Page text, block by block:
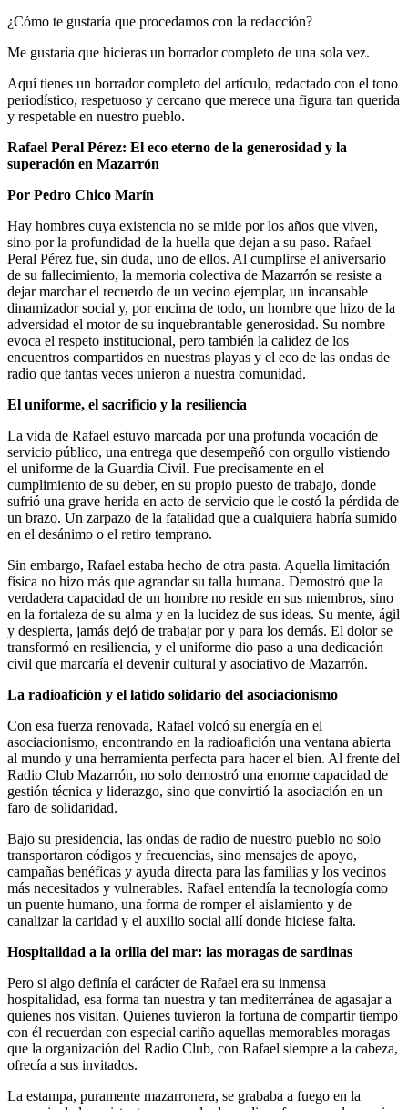
¿Cómo te gustaría que procedamos con la redacción?
Me gustaría que hicieras un borrador completo de una sola vez.
Aquí tienes un borrador completo del artículo, redactado con el tono
periodístico, respetuoso y cercano que merece una figura tan querida
y respetable en nuestro pueblo.
Rafael Peral Pérez: El eco eterno de la generosidad y la
superación en Mazarrón
Por Pedro Chico Marín
Hay hombres cuya existencia no se mide por los años que viven,
sino por la profundidad de la huella que dejan a su paso. Rafael
Peral Pérez fue, sin duda, uno de ellos. Al cumplirse el aniversario
de su fallecimiento, la memoria colectiva de Mazarrón se resiste a
dejar marchar el recuerdo de un vecino ejemplar, un incansable
dinamizador social y, por encima de todo, un hombre que hizo de la
adversidad el motor de su inquebrantable generosidad. Su nombre
evoca el respeto institucional, pero también la calidez de los
encuentros compartidos en nuestras playas y el eco de las ondas de
radio que tantas veces unieron a nuestra comunidad.
El uniforme, el sacrificio y la resiliencia
La vida de Rafael estuvo marcada por una profunda vocación de
servicio público, una entrega que desempeñó con orgullo vistiendo
el uniforme de la Guardia Civil. Fue precisamente en el
cumplimiento de su deber, en su propio puesto de trabajo, donde
sufrió una grave herida en acto de servicio que le costó la pérdida de
un brazo. Un zarpazo de la fatalidad que a cualquiera habría sumido
en el desánimo o el retiro temprano.
Sin embargo, Rafael estaba hecho de otra pasta. Aquella limitación
física no hizo más que agrandar su talla humana. Demostró que la
verdadera capacidad de un hombre no reside en sus miembros, sino
en la fortaleza de su alma y en la lucidez de sus ideas. Su mente, ágil
y despierta, jamás dejó de trabajar por y para los demás. El dolor se
transformó en resiliencia, y el uniforme dio paso a una dedicación
civil que marcaría el devenir cultural y asociativo de Mazarrón.
La radioafición y el latido solidario del asociacionismo
Con esa fuerza renovada, Rafael volcó su energía en el
asociacionismo, encontrando en la radioafición una ventana abierta
al mundo y una herramienta perfecta para hacer el bien. Al frente del
Radio Club Mazarrón, no solo demostró una enorme capacidad de
gestión técnica y liderazgo, sino que convirtió la asociación en un
faro de solidaridad.
Bajo su presidencia, las ondas de radio de nuestro pueblo no solo
transportaron códigos y frecuencias, sino mensajes de apoyo,
campañas benéficas y ayuda directa para las familias y los vecinos
más necesitados y vulnerables. Rafael entendía la tecnología como
un puente humano, una forma de romper el aislamiento y de
canalizar la caridad y el auxilio social allí donde hiciese falta.
Hospitalidad a la orilla del mar: las moragas de sardinas
Pero si algo definía el carácter de Rafael era su inmensa
hospitalidad, esa forma tan nuestra y tan mediterránea de agasajar a
quienes nos visitan. Quienes tuvieron la fortuna de compartir tiempo
con él recuerdan con especial cariño aquellas memorables moragas
que la organización del Radio Club, con Rafael siempre a la cabeza,
ofrecía a sus invitados.
La estampa, puramente mazarronera, se grababa a fuego en la